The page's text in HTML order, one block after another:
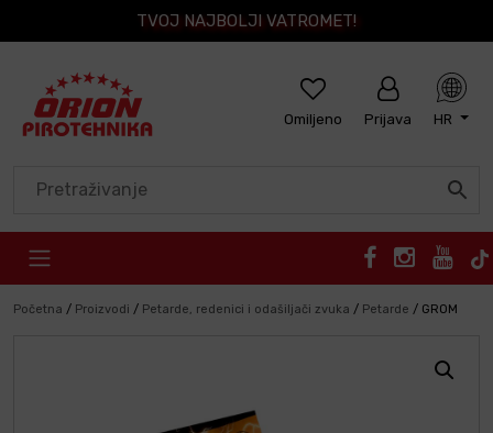
TVOJ NAJBOLJI VATROMET!
Omiljeno Prijava HR
Početna / Proizvodi / Petarde, redenici i odašiljači zvuka / Petarde / GROM